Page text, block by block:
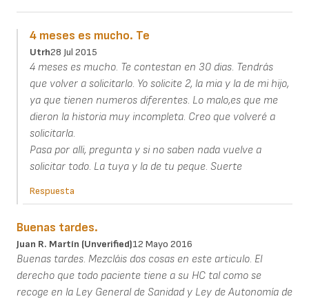
4 meses es mucho. Te
Utrh28 Jul 2015
4 meses es mucho. Te contestan en 30 dias. Tendrás
que volver a solicitarlo. Yo solicite 2, la mia y la de mi hijo,
ya que tienen numeros diferentes. Lo malo,es que me
dieron la historia muy incompleta. Creo que volveré a
solicitarla.
Pasa por alli, pregunta y si no saben nada vuelve a
solicitar todo. La tuya y la de tu peque. Suerte
Respuesta
Buenas tardes.
Juan R. Martín (unverified)12 Mayo 2016
Buenas tardes. Mezcláis dos cosas en este articulo. El
derecho que todo paciente tiene a su HC tal como se
recoge en la Ley General de Sanidad y Ley de Autonomía de